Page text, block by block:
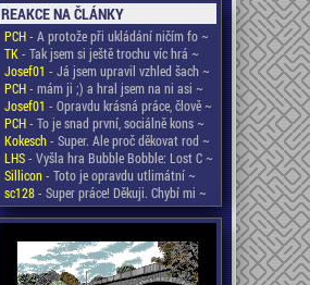
REAKCE NA ČLÁNKY
PCH- A protože při ukládání ničím fo ~
TK- Tak jsem si ještě trochu víc hrá ~
Josef01 - Já jsem upravil vzhled šach ~
PCH- mám ji ;) a hral jsem na ni asi ~
Josef01 - Opravdu krásná práce, člově ~
PCH- To je snad první, sociálně kons ~
Kokesch- Super. Ale proč děkovat rod ~
LHS- Vyšla hra Bubble Bobble: Lost C ~
Sillicon- Toto je opravdu utlimátní ~
sc128- Super práce! Děkuji. Chybí mi ~